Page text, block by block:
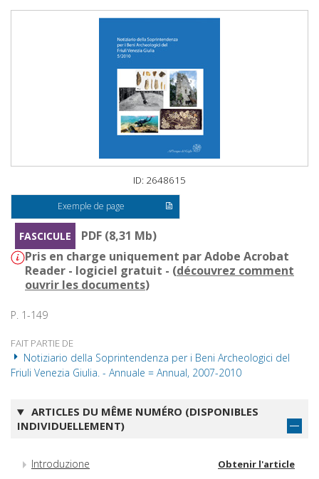
ID: 2648615
Exemple de page
FASCICULE
PDF (8,31 Mb)
Pris en charge uniquement par Adobe Acrobat
Reader - logiciel gratuit - (découvrez comment
ouvrir les documents)
P. 1-149
FAIT PARTIE DE
Notiziario della Soprintendenza per i Beni Archeologici del
Friuli Venezia Giulia. - Annuale = Annual, 2007-2010
ARTICLES DU MÊME NUMÉRO (DISPONIBLES
INDIVIDUELLEMENT)
Introduzione Obtenir l'article